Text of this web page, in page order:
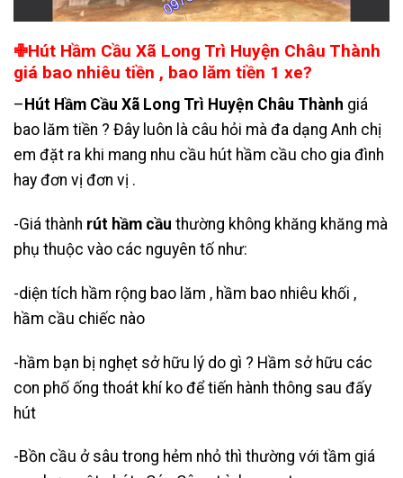
✙Hút Hầm Cầu Xã Long Trì Huyện Châu Thành
giá bao nhiêu tiền , bao lăm tiền 1 xe?
– Hút Hầm Cầu Xã Long Trì Huyện Châu Thành giá
bao lăm tiền ? Đây luôn là câu hỏi mà đa dạng Anh chị
em đặt ra khi mang nhu cầu hút hầm cầu cho gia đình
hay đơn vị đơn vị .
-Giá thành rút hầm cầu thường không khăng khăng mà
phụ thuộc vào các nguyên tố như:
-diện tích hầm rộng bao lăm , hầm bao nhiêu khối ,
hầm cầu chiếc nào
-hầm bạn bị nghẹt sở hữu lý do gì ? Hầm sở hữu các
con phố ống thoát khí ko để tiến hành thông sau đấy
hút
-Bồn cầu ở sâu trong hẻm nhỏ thì thường với tầm giá